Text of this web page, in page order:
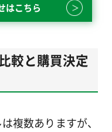
はこちら
較と購買決定
複数ありますが、